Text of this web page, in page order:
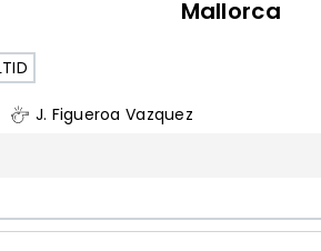
Mallorca
J. Figueroa Vazquez